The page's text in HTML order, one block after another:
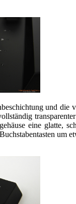
und die
eine glatte,
um